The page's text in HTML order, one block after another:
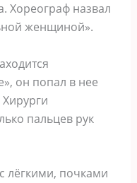
Хореограф назвал
женщиной».
он попал в нее
пальцев рук
лёгкими, почками